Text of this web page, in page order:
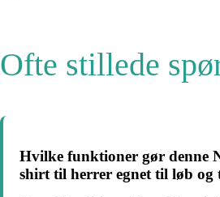
Ofte stillede
Hvilke funktioner gør denne
shirt til herrer egnet til løb